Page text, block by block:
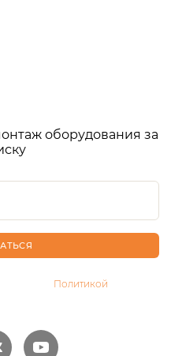
оборудования за
Политикой